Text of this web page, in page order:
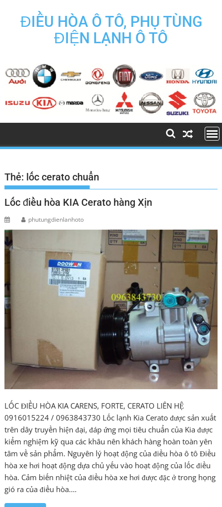
contentĐIỀU HÒA Ô TÔ, PHỤ TÙNG
ĐIỆN LẠNH Ô TÔ
Thẻ: lốc cerato chuẩn
Lốc điều hòa KIA Cerato hàng Xịn
phutungdienlanhoto
LỐC ĐIỀU HÒA KIA CARENS, FORTE, CERATO LIÊN HỆ
0916015224 / 0963843730 Lốc lạnh Kia Cerato được sản xuất
trên dây truyền hiện đại, đáp ứng mọi tiêu chuẩn của Kia được
kiểm nghiệm kỹ qua các khâu nên khách hàng hoàn toàn yên
tâm về sản phẩm. Nguyên lý hoạt động của điều hòa ô tô Điều
hòa xe hơi hoạt động dựa chủ yếu vào hoạt động của lốc điều
hòa. Cảm biến nhiệt của điều hòa xe hơi được đặc ở trong họng
gió ra của điều hòa.…